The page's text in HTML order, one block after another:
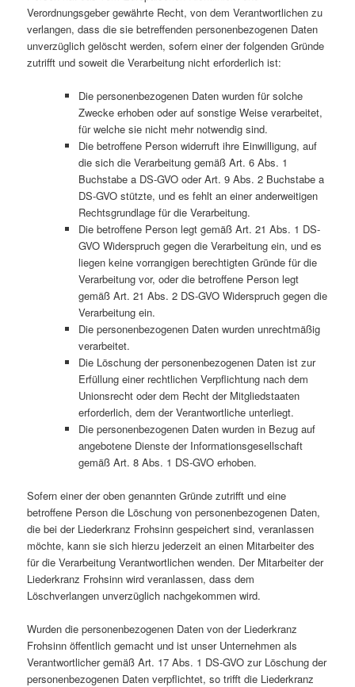
Verordnungsgeber gewährte Recht, von dem Verantwortlichen zu
verlangen, dass die sie betreffenden personenbezogenen Daten
unverzüglich gelöscht werden, sofern einer der folgenden Gründe
zutrifft und soweit die Verarbeitung nicht erforderlich ist:
Die personenbezogenen Daten wurden für solche
Zwecke erhoben oder auf sonstige Weise verarbeitet,
für welche sie nicht mehr notwendig sind.
Die betroffene Person widerruft ihre Einwilligung, auf
die sich die Verarbeitung gemäß Art. 6 Abs. 1
Buchstabe a DS-GVO oder Art. 9 Abs. 2 Buchstabe a
DS-GVO stützte, und es fehlt an einer anderweitigen
Rechtsgrundlage für die Verarbeitung.
Die betroffene Person legt gemäß Art. 21 Abs. 1 DS-
GVO Widerspruch gegen die Verarbeitung ein, und es
liegen keine vorrangigen berechtigten Gründe für die
Verarbeitung vor, oder die betroffene Person legt
gemäß Art. 21 Abs. 2 DS-GVO Widerspruch gegen die
Verarbeitung ein.
Die personenbezogenen Daten wurden unrechtmäßig
verarbeitet.
Die Löschung der personenbezogenen Daten ist zur
Erfüllung einer rechtlichen Verpflichtung nach dem
Unionsrecht oder dem Recht der Mitgliedstaaten
erforderlich, dem der Verantwortliche unterliegt.
Die personenbezogenen Daten wurden in Bezug auf
angebotene Dienste der Informationsgesellschaft
gemäß Art. 8 Abs. 1 DS-GVO erhoben.
Sofern einer der oben genannten Gründe zutrifft und eine
betroffene Person die Löschung von personenbezogenen Daten,
die bei der Liederkranz Frohsinn gespeichert sind, veranlassen
möchte, kann sie sich hierzu jederzeit an einen Mitarbeiter des
für die Verarbeitung Verantwortlichen wenden. Der Mitarbeiter der
Liederkranz Frohsinn wird veranlassen, dass dem
Löschverlangen unverzüglich nachgekommen wird.
Wurden die personenbezogenen Daten von der Liederkranz
Frohsinn öffentlich gemacht und ist unser Unternehmen als
Verantwortlicher gemäß Art. 17 Abs. 1 DS-GVO zur Löschung der
personenbezogenen Daten verpflichtet, so trifft die Liederkranz